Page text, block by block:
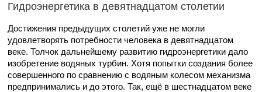
Гидроэнергетика в девятнадцатом столетии
Достижения предыдущих столетий уже не могли
удовлетворять потребности человека в девятнадцатом
веке. Толчок дальнейшему развитию гидроэнергетики дало
изобретение водяных турбин. Хотя попытки создания более
совершенного по сравнению с водяным колесом механизма
предпринимались и до этого. Так, ещё в шестнадцатом веке